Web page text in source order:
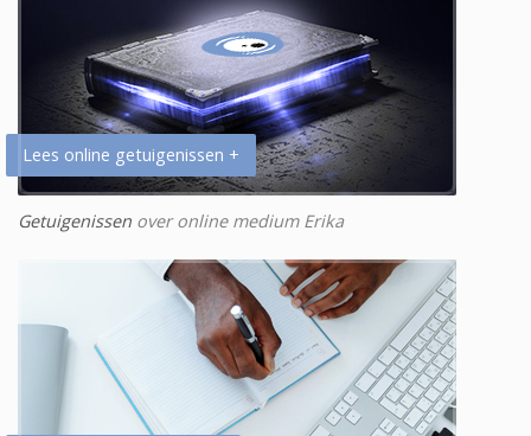
Lees online getuigenissen +
Getuigenissen over online medium Erika